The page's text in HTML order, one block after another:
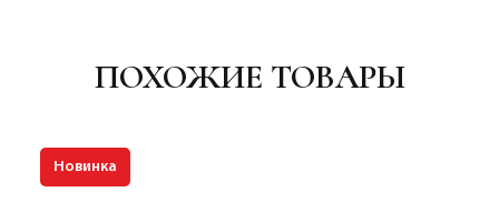
ПОХОЖИЕ ТОВАРЫ
Новинка